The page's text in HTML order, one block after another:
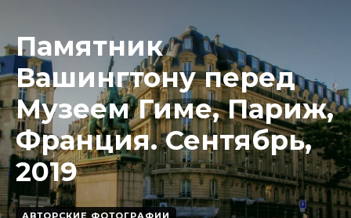
Памятник
Вашингтону перед
Музеем Гиме, Париж,
Франция. Сентябрь,
2019
АВТОРСКИЕ ФОТОГРАФИИ